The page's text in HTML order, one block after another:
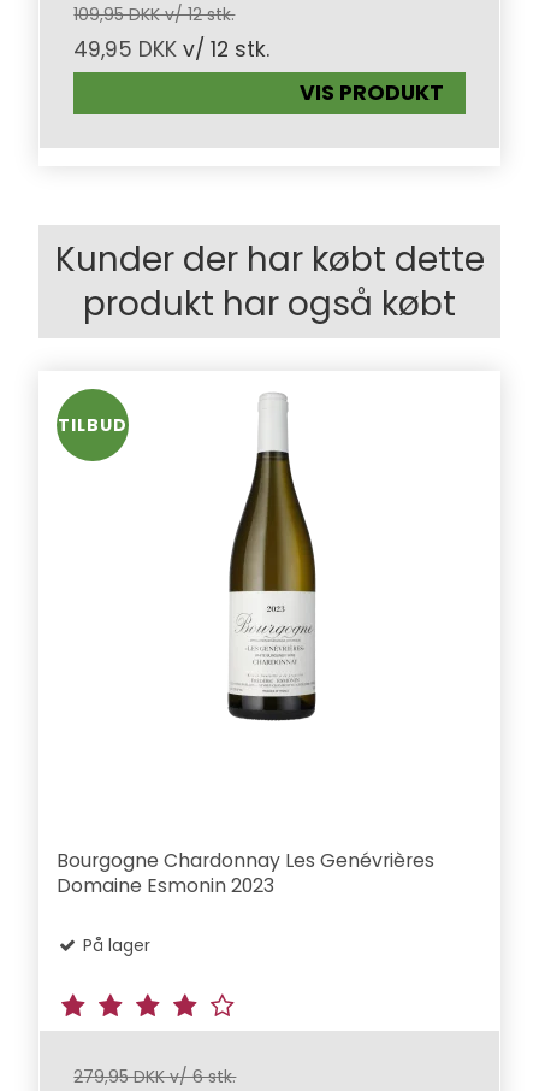
109,95 DKK v/ 12 stk.
49,95 DKK v/ 12 stk.
VIS PRODUKT
Kunder der har købt dette
produkt har også købt
TILBUD
Bourgogne Chardonnay Les Genévrières
Domaine Esmonin 2023
På lager
279,95 DKK v/ 6 stk.